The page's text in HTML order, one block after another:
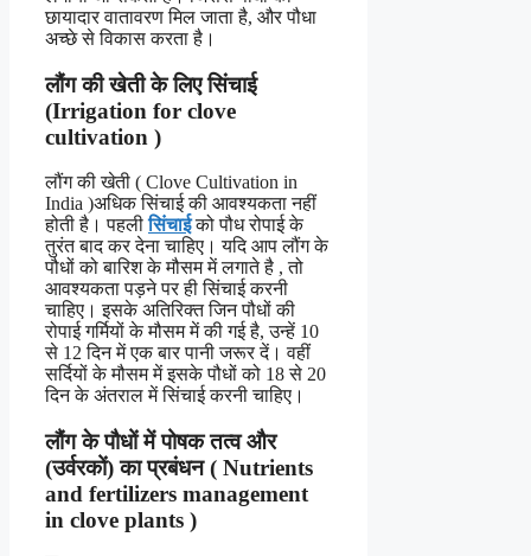
छायादार वातावरण मिल जाता है, और पौधा
अच्छे से विकास करता है।
लौंग की खेती के लिए सिंचाई
(Irrigation for clove
cultivation )
लौंग की खेती ( Clove Cultivation in
India )अधिक सिंचाई की आवश्यकता नहीं
होती है। पहलीसिंचाई को पौध रोपाई के
तुरंत बाद कर देना चाहिए। यदि आप लौंग के
पौधों को बारिश के मौसम में लगाते है , तो
आवश्यकता पड़ने पर ही सिंचाई करनी
चाहिए। इसके अतिरिक्त जिन पौधों की
रोपाई गर्मियों के मौसम में की गई है, उन्हें 10
से 12 दिन में एक बार पानी जरूर दें। वहीं
सर्दियों के मौसम में इसके पौधों को 18 से 20
दिन के अंतराल में सिंचाई करनी चाहिए।
लौंग के पौधों में पोषक तत्व और
(उर्वरकों) का प्रबंधन ( Nutrients
and fertilizers management
in clove plants )